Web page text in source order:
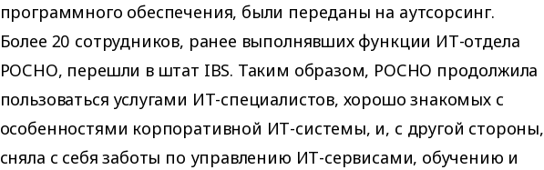
программного обеспечения, были переданы на аутсорсинг.
Более 20 сотрудников, ранее выполнявших функции ИТ-отдела
РОСНО, перешли в штат IBS. Таким образом, РОСНО продолжила
пользоваться услугами ИТ-специалистов, хорошо знакомых с
особенностями корпоративной ИТ-системы, и, с другой стороны,
сняла с себя заботы по управлению ИТ-сервисами, обучению и